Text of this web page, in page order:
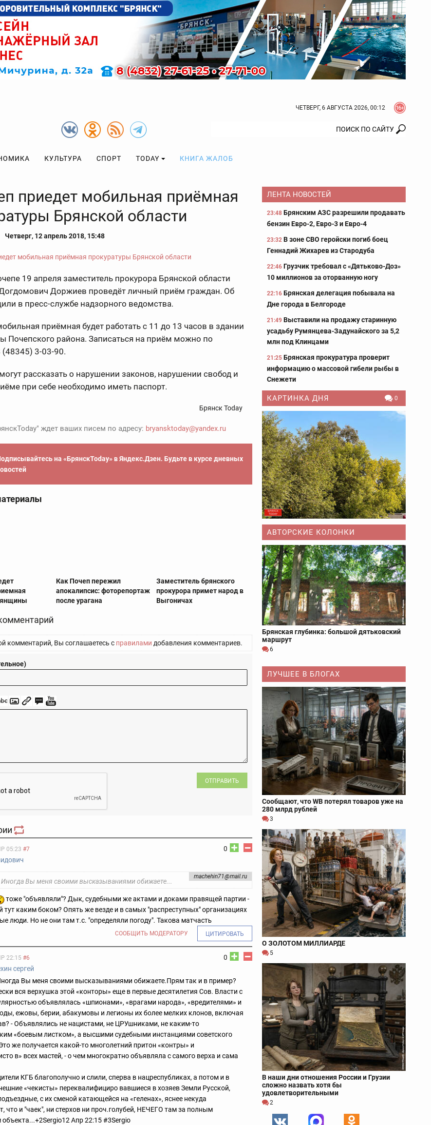
ЧЕТВЕРГ, 6 АВГУСТА 2026, 00:12
КУЛЬТУРА СПОРТ TODAY КНИГА ЖАЛОБ
приедет мобильная приёмная
Брянской области
Четверг, 12 апрель 2018, 15:48
19 апреля заместитель прокурора Брянской области
Доржиев проведёт личный приём граждан. Об
в пресс-службе надзорного ведомства.
приёмная будет работать с 11 до 13 часов в здании
Почепского района. Записаться на приём можно по
(48345) 3-03-90.
рассказать о нарушении законов, нарушении свобод и
при себе необходимо иметь паспорт.
Брянск Today
ждет ваших писем по адресу: bryansktoday@yandex.ru
на «БрянскToday» в Яндекс.Дзен. Будьте в курсе дневных
Как Почеп пережил
апокалипсис: фоторепортаж
после урагана
Заместитель брянского
прокурора примет народ в
Выгоничах
комментарий, Вы соглашаетесь с правилами добавления комментариев.
ОТПРАВИТЬ
0
05:23 #7
machehin71@mail.ru
Вы меня своими высказываниями обижаете...
тоже "объявляли"? Дык, судебными же актами и доками правящей партии -
каким боком? Опять же везде и в самых "распреступных" организациях
люди. Но не они там т.с. "определяли погоду". Такова матчасть
СООБЩИТЬ МОДЕРАТОРУ ЦИТИРОВАТЬ
0
22:15 #6
сергей
Вы меня своими высказываниями обижаете.Прям так и в пример?
вся верхушка этой «конторы» еще в первые десятилетия Сов. Власти с
объявлялась «шпионами», «врагами народа», «вредителями» и
ежовы, берии, абакумовы и легионы их более мелких клонов, включая
- Объявлялись не нацистами, не ЦРУшниками, не каким-то
«боевым листком», а высшими судебными инстанциями советского
же получается какой-то многолетний притон «контры» и
в» всех мастей, - о чем многократно объявляла с самого верха и сама
КГБ благополучно и слили, сперва в нацреспубликах, а потом и в
«чекисты» переквалифициро вавшиеся в хозяев Земли Русской,
с их сменой катающейся на «геленах», яснее некуда
что и "чаек", ни стерхов ни проч.голубей, НЕЧЕГО там за полным
+2Sergio12 Апр 22:15 #3Sergio
ЛЕНТА НОВОСТЕЙ
23:48 Брянским АЗС разрешили продавать
бензин Евро-2, Евро-3 и Евро-4
23:32 В зоне СВО геройски погиб боец
Геннадий Жихарев из Стародуба
22:46 Грузчик требовал с «Дятьково-Доз»
10 миллионов за оторванную ногу
22:16 Брянская делегация побывала на
Дне города в Белгороде
21:49 Выставили на продажу старинную
усадьбу Румянцева-Задунайского за 5,2
млн под Клинцами
21:25 Брянская прокуратура проверит
информацию о массовой гибели рыбы в
Снежети
КАРТИНКА ДНЯ 0
АВТОРСКИЕ КОЛОНКИ
Брянская глубинка: большой дятьковский
маршрут
6
ЛУЧШЕЕ В БЛОГАХ
Сообщают, что WB потерял товаров уже на
280 млрд рублей
3
О ЗОЛОТОМ МИЛЛИАРДЕ
5
В наши дни отношения России и Грузии
сложно назвать хотя бы
удовлетворительными
2